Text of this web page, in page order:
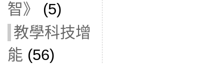
智》
(5)
教學科技增
能 (56)